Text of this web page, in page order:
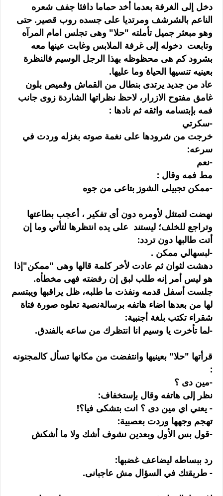
دخل إلى الغرفة بعدما أخد حماما دافئا جفف شعره
الناعم بالشرشف ومرتديا على جسده روب قصير. حتى
وهو مبعثر جميل تأملته "حلا" وهى تجلس امام المرآه
وتابعت دخوله إلى غرفة الملابس وغابت عينها معه
بشرود كم هى محظوظه بهذا الرجل الوسيم فالنظرة
بعينيه تنسيها الحياة وما عليها.
عاد من جديد يرتدى بنطال من القماش وقميص بلون
غامق مفتوح الازرار، لاحظ نظراتها الشاردة زوى جانب
فمه بإبتسامه واثقه ثم نادها :
-سكرتي
خرجت من شرودها على نغمة صوته بغزله وردت في
سرعه:
-نعم
مط فمه وقال :
-ممكن تجبيلى الشوز بتاعى من جوه
نهضت لتمتثل لأومره دون أى تفكير ، أعجب بطاعتها
وتراجع للخلف؛ ليستند على يده انتظرها لتأتي وما إن
أتت طالبها دون تردد:
-لبسهالي ممكن .
دهشت لثوان ثم عادت لأخر كلمة قالها وهى "ممكن"إذا
هو ليس أمر إنه طلب لبق إن رفضته فهى مخطأه.
جلست أسفل قدمه ونفذت ما طلبه، ظل يراقبها ويبتسم
لها من بعدها اضاء هاتفه برسالةنصية تعلوه صورة فتاة
شقراء تكتب بلغة أجنبية:
-لما تأخرت يا وسيم انا انتظرك من ساعه بالفندق.
قرأتها "حلا" بعينيها وانتفضت من مكانها تسأل كالمجنونه
:
-مين دى ؟
نظر إلى هاتفه وقال بإستخفاف:
- يعني اي مين دى ؟ انت بتشكى فيا؟!
تهجم وجهها وردت بعصبية:
-قول بس الأول وبعدين نشوف أشك ولا ما أشكش
رد ببساطه ليضاعف غضبها:
- طريقتك في السؤال مش عاجبانى.